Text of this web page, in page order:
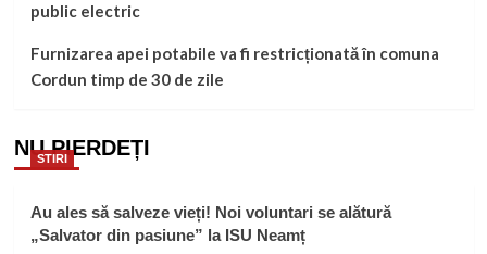
public electric
Furnizarea apei potabile va fi restricționată în comuna
Cordun timp de 30 de zile
NU PIERDEȚI
STIRI
Au ales să salveze vieți! Noi voluntari se alătură
„Salvator din pasiune” la ISU Neamț